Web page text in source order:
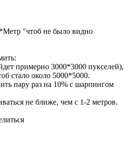
"чтоб не было видно
примерно 3000*3000 пукселей),
стало около 5000*5000.
пару раз на 10% с шарпингом
не ближе, чем с 1-2 метров.